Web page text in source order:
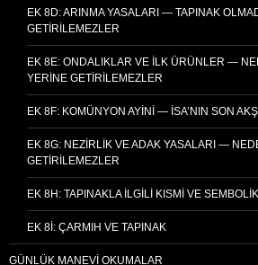
EK 8D: ARINMA YASALARI — TAPINAK
GETIRILEMEZLER
EK 8E: ONDALIKLAR VE İLK ÜRÜNLER —
YERINE GETIRILEMEZLER
EK 8F: KOMÜNYON AYINI — İSA’NIN SON
EK 8G: NEZIRLIK VE ADAK YASALARI —
GETIRILEMEZLER
EK 8H: TAPINAKLA İLGILI KISMI VE
EK 8I: ÇARMIH VE TAPINAK
GÜNLÜK MANEVI OKUMALAR